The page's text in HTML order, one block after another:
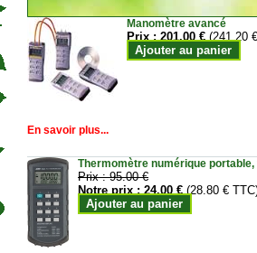
Manomètre avancé
Prix :201.00 € (241.20
Ajouter au panier
En savoir plus...
Thermomètre numérique
Prix :95.00 €
Notre prix :24.00 € (28.80 €
Ajouter au panier